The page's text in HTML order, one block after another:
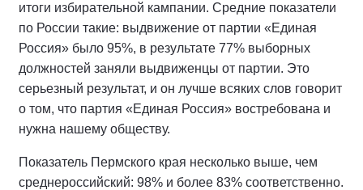
итоги избирательной кампании. Средние показатели
по России такие: выдвижение от партии «Единая
Россия» было 95%, в результате 77% выборных
должностей заняли выдвиженцы от партии. Это
серьезный результат, и он лучше всяких слов говорит
о том, что партия «Единая Россия» востребована и
нужна нашему обществу.
Показатель Пермского края несколько выше, чем
среднероссийский: 98% и более 83% соответственно.